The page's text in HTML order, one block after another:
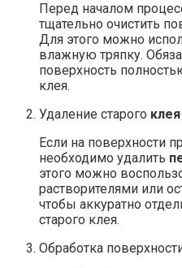
Перед началом
тщательно очистить
Для этого можно
влажную тряпку.
поверхность
клея.
Удаление старого клея
Если на поверхности
необходимо удалить
этого можно
растворителями или
чтобы аккуратно
старого клея.
Обработка